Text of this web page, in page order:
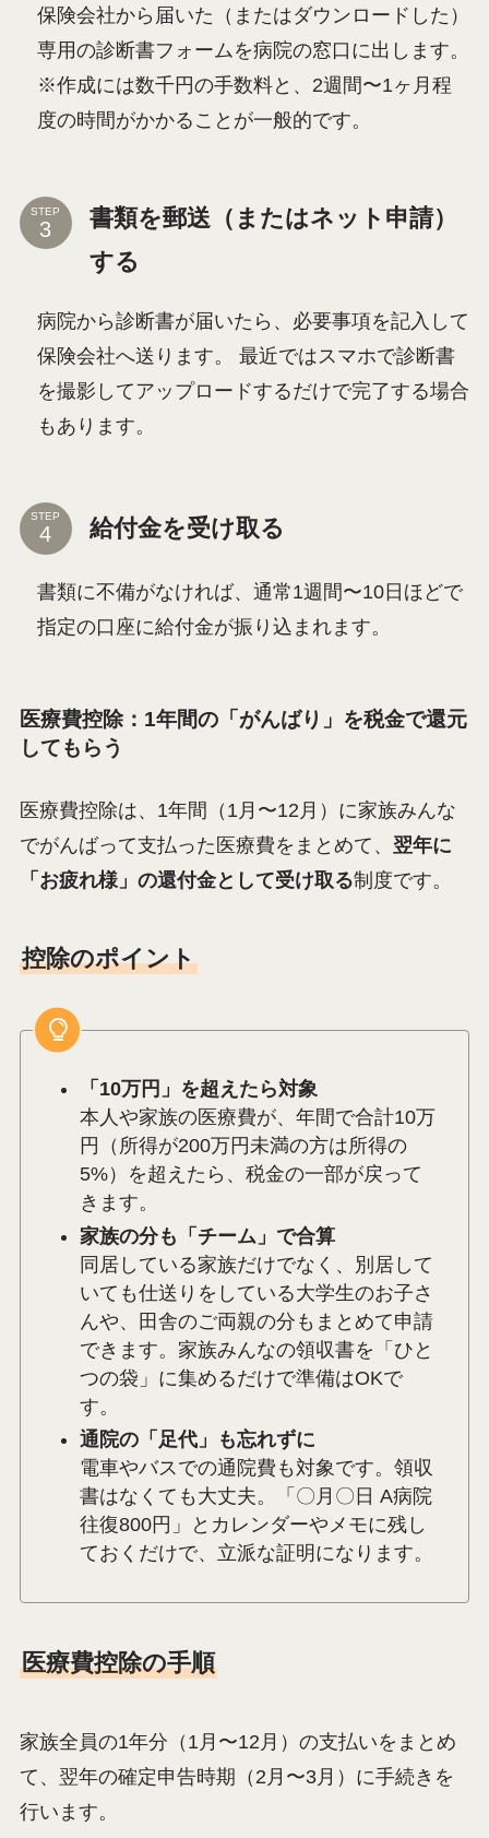
保険会社から届いた（またはダウンロードした）
専用の診断書フォームを病院の窓口に出します。
※作成には数千円の手数料と、2週間〜1ヶ月程
度の時間がかかることが一般的です。
STEP
書類を郵送（またはネット申請）
する
病院から診断書が届いたら、必要事項を記入して
保険会社へ送ります。 最近ではスマホで診断書
を撮影してアップロードするだけで完了する場合
もあります。
STEP 給付金を受け取る
書類に不備がなければ、通常1週間〜10日ほどで
指定の口座に給付金が振り込まれます。
医療費控除：1年間の「がんばり」を税金で還元
してもらう
医療費控除は、1年間（1月〜12月）に家族みんな
でがんばって支払った医療費をまとめて、 翌年に
「お疲れ様」の還付金として受け取る制度です。
控除のポイント
「10万円」を超えたら対象
本人や家族の医療費が、年間で合計10万
円（所得が200万円未満の方は所得の
5%）を超えたら、税金の一部が戻って
きます。
家族の分も「チーム」で合算
同居している家族だけでなく、別居して
いても仕送りをしている大学生のお子さ
んや、田舎のご両親の分もまとめて申請
できます。家族みんなの領収書を「ひと
つの袋」に集めるだけで準備はOKで
す。
通院の「足代」も忘れずに
電車やバスでの通院費も対象です。領収
書はなくても大丈夫。「〇月〇日 A病院
往復800円」とカレンダーやメモに残し
ておくだけで、立派な証明になります。
医療費控除の手順
家族全員の1年分（1月〜12月）の支払いをまとめ
て、翌年の確定申告時期（2月〜3月）に手続きを
行います。